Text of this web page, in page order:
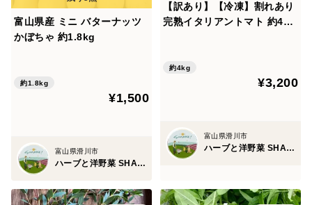
富山県産 ミニ バターナッツ
かぼちゃ 約1.8kg
約1.8kg
¥1,500
富山県滑川市
ハーブと洋野菜 SHANKE!
【訳あり】【冷凍】割れあり
完熟イタリアントマト 約4kg
約4kg
¥3,200
富山県滑川市
ハーブと洋野菜 SHANKE!